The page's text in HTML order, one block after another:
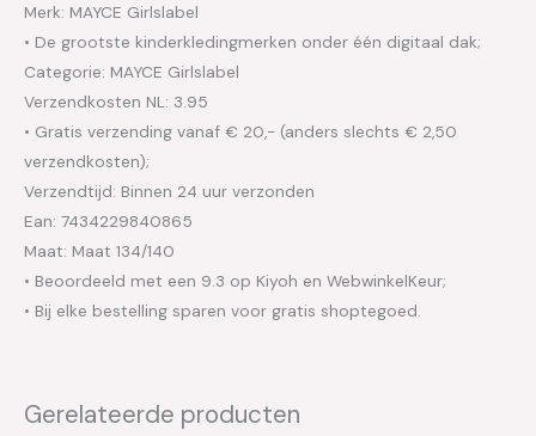
Merk: MAYCE Girlslabel
• De grootste kinderkledingmerken onder één digitaal dak;
Categorie: MAYCE Girlslabel
Verzendkosten NL: 3.95
• Gratis verzending vanaf € 20,- (anders slechts € 2,50
verzendkosten);
Verzendtijd: Binnen 24 uur verzonden
Ean: 7434229840865
Maat: Maat 134/140
• Beoordeeld met een 9.3 op Kiyoh en WebwinkelKeur;
• Bij elke bestelling sparen voor gratis shoptegoed.
Gerelateerde producten